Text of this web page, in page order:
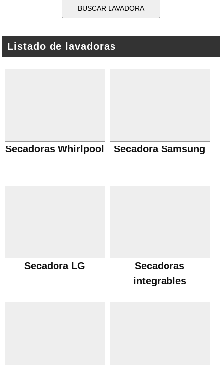
Listado de lavadoras
Secadoras Whirlpool Secadora Samsung
Secadora LG
Secadoras
integrables